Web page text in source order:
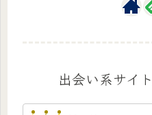
出会い系サイ